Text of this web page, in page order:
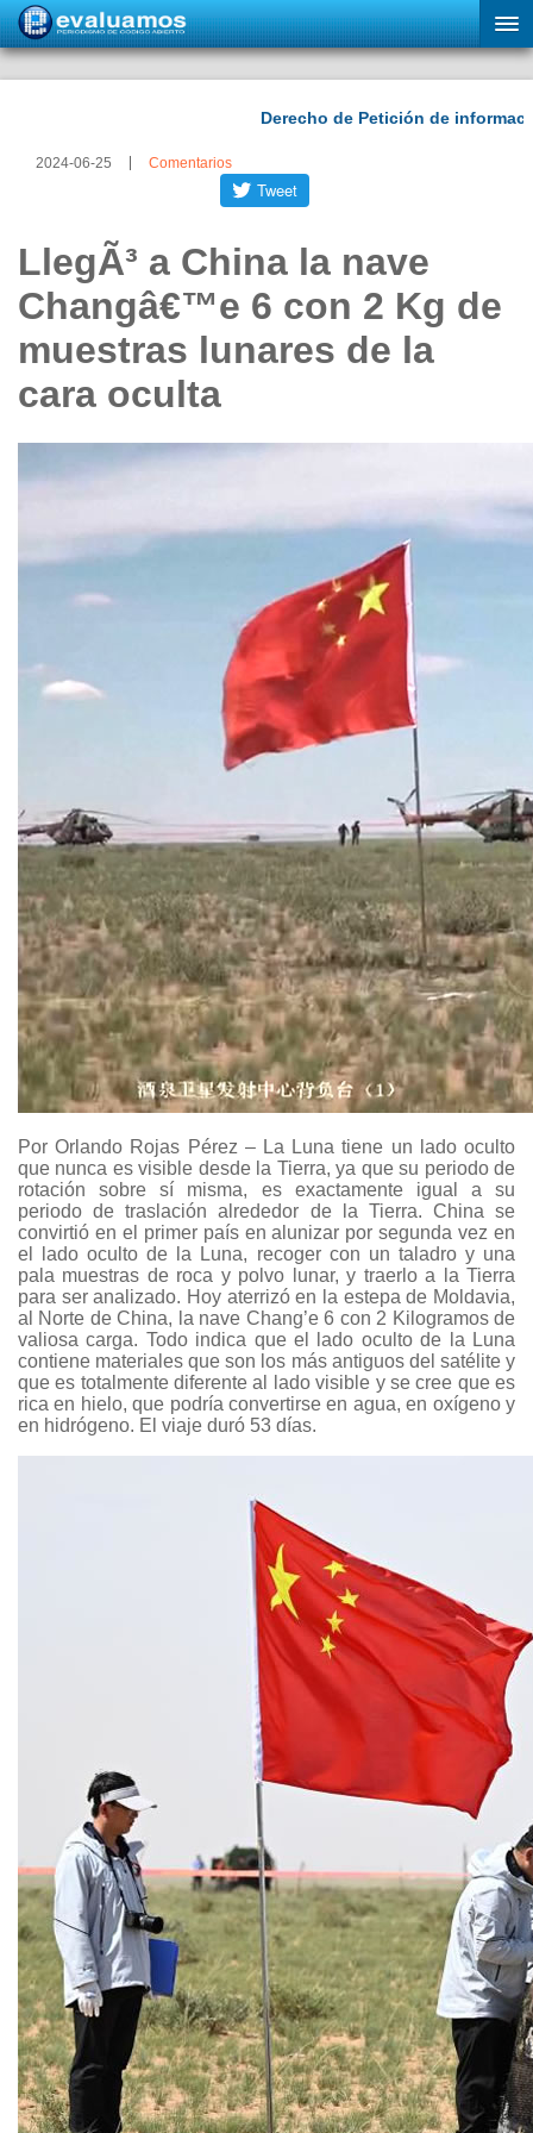
2024-06-25 Comentarios
LlegÃ³ a China la nave
Changâ€™e 6 con 2 Kg de
muestras lunares de la
cara oculta
Por Orlando Rojas Pérez – La Luna tiene un lado oculto
que nunca es visible desde la Tierra, ya que su periodo de
rotación sobre sí misma, es exactamente igual a su
periodo de traslación alrededor de la Tierra. China se
convirtió en el primer país en alunizar por segunda vez en
el lado oculto de la Luna, recoger con un taladro y una
pala muestras de roca y polvo lunar, y traerlo a la Tierra
para ser analizado. Hoy aterrizó en la estepa de Moldavia,
al Norte de China, la nave Chang’e 6 con 2 Kilogramos de
valiosa carga. Todo indica que el lado oculto de la Luna
contiene materiales que son los más antiguos del satélite y
que es totalmente diferente al lado visible y se cree que es
rica en hielo, que podría convertirse en agua, en oxígeno y
en hidrógeno. El viaje duró 53 días.